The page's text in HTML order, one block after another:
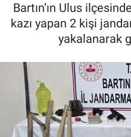
Bartın’ın Ulus
kazı yapan 2 kişi
yakalanarak